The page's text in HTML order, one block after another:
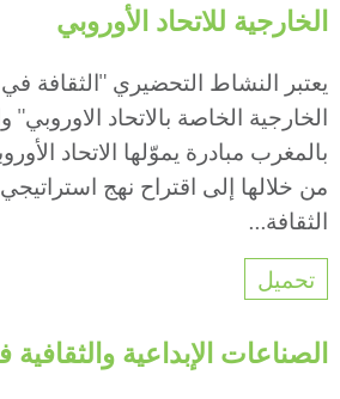
الخارجية للاتحاد الأوروبي
يعتبر النشاط التحضيري "الثقافة في
الخارجية الخاصة بالاتحاد الاوروبي"
بالمغرب مبادرة يموّلها الاتحاد
من خلالها إلى اقتراح نهج
الثقافة...
تحميل
الصناعات الإبداعية